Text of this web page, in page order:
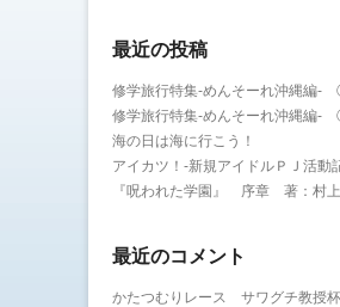
最近の投稿
修学旅行特集-めんそーれ沖縄編
修学旅行特集-めんそーれ沖縄編
海の日は海に行こう！
アイカツ！-新規アイドルＰＪ活動
『呪われた学園』 序章 著：村
最近のコメント
かたつむりレース サワグチ教授